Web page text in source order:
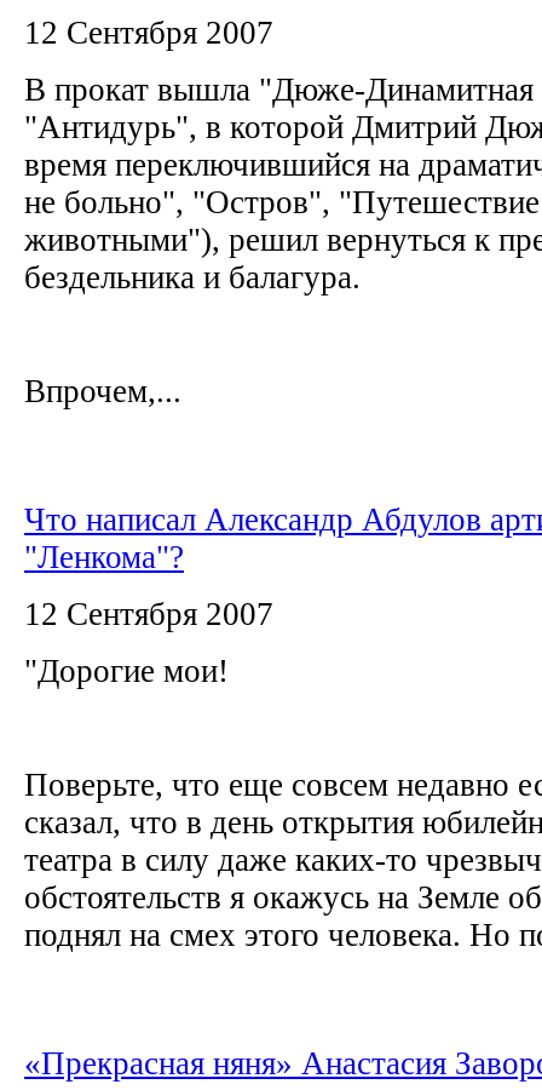
12 Сентября 2007
В прокат вышла "Дюже-Динамитная
"Антидурь", в которой Дмитрий
время переключившийся на
не больно", "Остров",
животными"), решил вернуться к
бездельника и балагура.
Впрочем,...
Что написал Александр Абдулов
"Ленкома"?
12 Сентября 2007
"Дорогие мои!
Поверьте, что еще совсем недавно
сказал, что в день открытия
театра в силу даже каких-то
обстоятельств я окажусь на Земле
поднял на смех этого человека. Но
«Прекрасная няня» Анастасия